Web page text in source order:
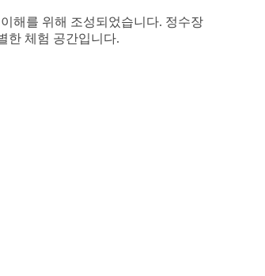
해를 위해 조성되었습니다. 정수장
한 체험 공간입니다.